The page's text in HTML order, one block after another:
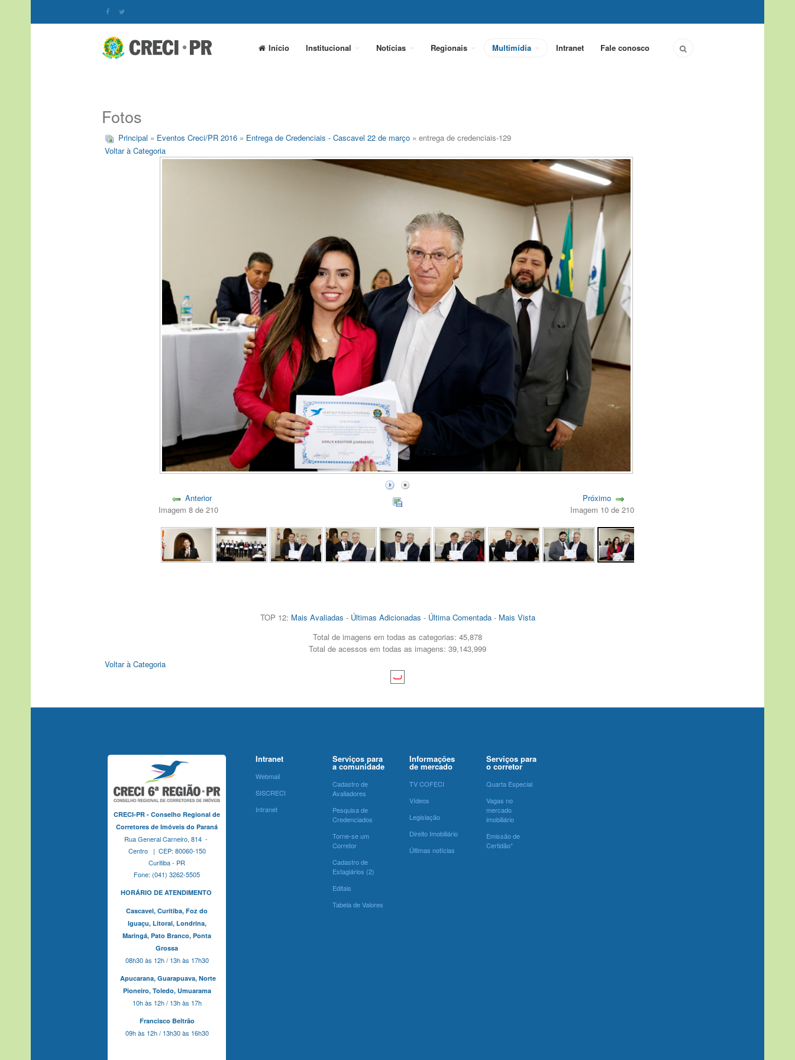
Início Institucional Notícias Regionais Multimídia Intranet Fale conosco
Fotos
Principal » Eventos Creci/PR 2016 » Entrega de Credenciais - Cascavel 22 de março » entrega de credenciais-129
Voltar à Categoria
Anterior
Imagem 8 de 210
Próximo
Imagem 10 de 210
TOP 12: Mais Avaliadas - Últimas Adicionadas - Última Comentada- Mais Vista
Total de imagens em todas as categorias: 45,878
Total de acessos em todas as imagens: 39,143,999
Voltar à Categoria
CRECI-PR - Conselho Regional de
Corretores de Imóveis do Paraná
Rua General Carneiro, 814 -
Centro | CEP: 80060-150
Curitiba - PR
Fone: (041) 3262-5505
HORÁRIO DE ATENDIMENTO
Cascavel, Curitiba, Foz do
Iguaçu, Litoral, Londrina,
Maringá, Pato Branco, Ponta
Grossa
08h30 às 12h / 13h às 17h30
Apucarana, Guarapuava, Norte
Pioneiro, Toledo, Umuarama
10h às 12h / 13h às 17h
Francisco Beltrão
09h às 12h / 13h30 às 16h30
Intranet
Webmail
SISCRECI
Intranet
Serviços para
a comunidade
Cadastro de
Avaliadores
Pesquisa de
Credenciados
Torne-se um
Corretor
Cadastro de
Estagiários (2)
Editais
Tabela de Valores
Informações
de mercado
TV COFECI
Vídeos
Legislação
Direito Imobiliário
Últimas notícias
Serviços para
o corretor
Quarta Especial
Vagas no
mercado
imobiliário
Emissão de
Certidão*